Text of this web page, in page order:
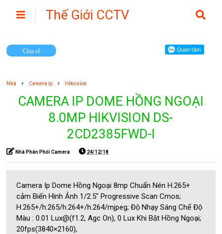
Thế Giới CCTV
Chia sẽ
Nhà Camera ip HIkvision
CAMERA IP DOME HỒNG NGOẠI
8.0MP HIKVISION DS-
2CD2385FWD-I
Nhà Phân Phối Camera 24/12/18
Camera Ip Dome Hồng Ngoại 8mp Chuẩn Nén H.265+
cảm Biến Hình Ảnh 1/2.5" Progressive Scan Cmos;
H.265+/h.265/h.264+/h.264/mjpeg; Độ Nhạy Sáng Chế Độ
Màu : 0.01 Lux@(f1.2, Agc On), 0 Lux Khi Bật Hồng Ngoại;
20fps(3840×2160),